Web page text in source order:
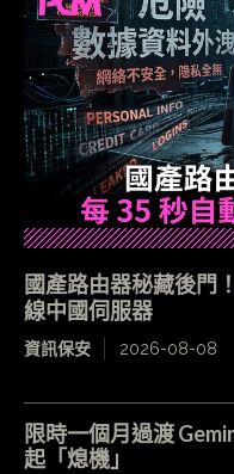
國產路由器秘藏後門
線中國伺服器
資訊保安 2026-08-08
限時一個月過渡
起「熄機」